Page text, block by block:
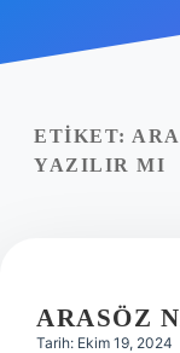
Yasal Uyarı
ETIKET:
YAZILIR MI
ARASÖZ
Tarih: Ekim 19, 2024